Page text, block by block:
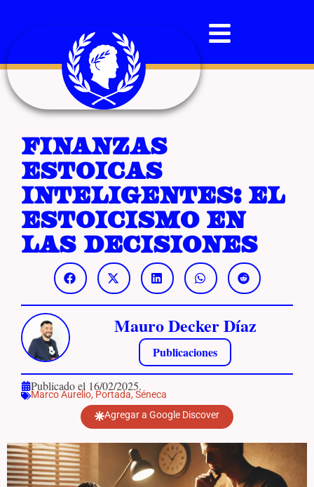
Finanzas
estoicas
inteligentes: el
estoicismo en
las decisiones
Mauro Decker Díaz
Publicaciones
Publicado el 16/02/2025.
Marco Aurelio, Portada, Séneca
Agregar a Google Discover